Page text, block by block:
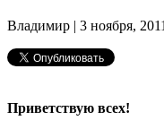
Владимир | 3 ноября, 2011
Приветствую всех!